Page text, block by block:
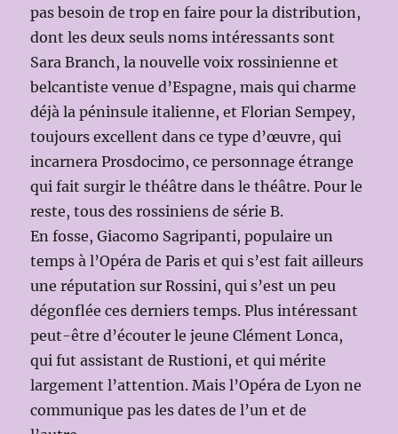
pas besoin de trop en faire pour la distribution,
dont les deux seuls noms intéressants sont
Sara Branch, la nouvelle voix rossinienne et
belcantiste venue d’Espagne, mais qui charme
déjà la péninsule italienne, et Florian Sempey,
toujours excellent dans ce type d’œuvre, qui
incarnera Prosdocimo, ce personnage étrange
qui fait surgir le théâtre dans le théâtre. Pour le
reste, tous des rossiniens de série B.
En fosse, Giacomo Sagripanti, populaire un
temps à l’Opéra de Paris et qui s’est fait ailleurs
une réputation sur Rossini, qui s’est un peu
dégonflée ces derniers temps. Plus intéressant
peut-être d’écouter le jeune Clément Lonca,
qui fut assistant de Rustioni, et qui mérite
largement l’attention. Mais l’Opéra de Lyon ne
communique pas les dates de l’un et de